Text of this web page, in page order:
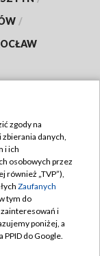
/
zgody na
danych,
i ich
osobowych przez
również „TVP”),
Zaufanych
tym do
i
poniżej, a
do Google.